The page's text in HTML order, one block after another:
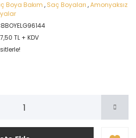
Boya Bakım , Saç Boyaları ,Amonyaksız
TL + KDV